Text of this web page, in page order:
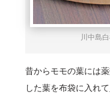
川中島
昔からモモの葉には
した葉を布袋に入れ